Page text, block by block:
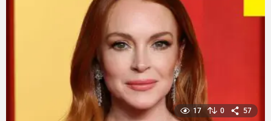
o
g
17 0 57